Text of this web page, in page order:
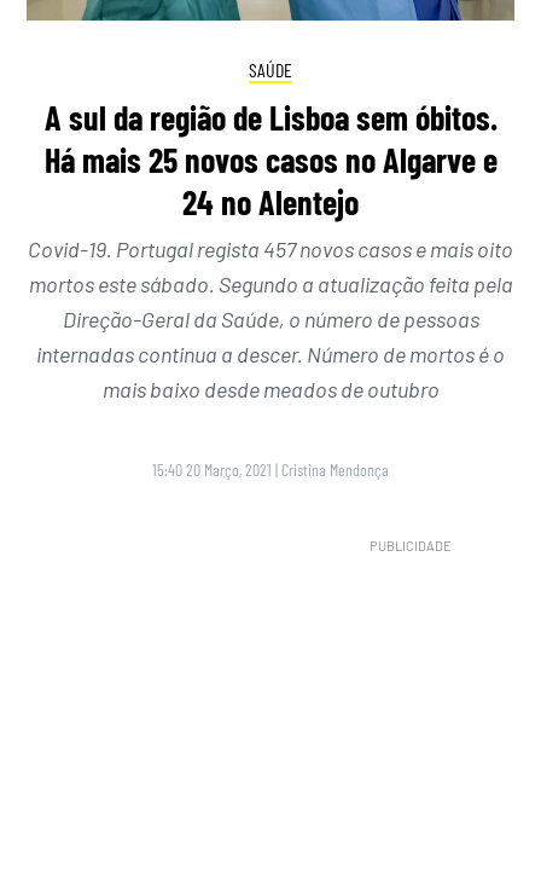
SAÚDE
A sul da região de Lisboa sem óbitos.
Há mais 25 novos casos no Algarve e
24 no Alentejo
Covid-19. Portugal regista 457 novos casos e mais oito
mortos este sábado. Segundo a atualização feita pela
Direção-Geral da Saúde, o número de pessoas
internadas continua a descer. Número de mortos é o
mais baixo desde meados de outubro
15:40 20 Março, 2021 | Cristina Mendonça